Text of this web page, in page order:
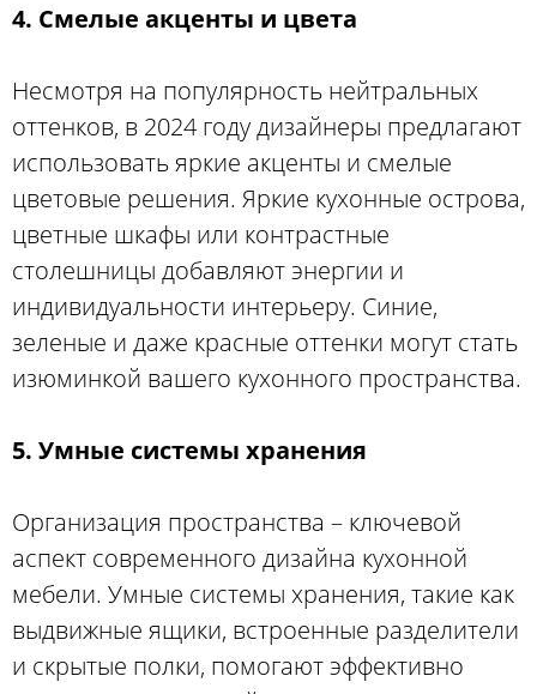
4. Смелые акценты и цвета
Несмотря на популярность нейтральных
оттенков, в 2024 году дизайнеры предлагают
использовать яркие акценты и смелые
цветовые решения. Яркие кухонные острова,
цветные шкафы или контрастные
столешницы добавляют энергии и
индивидуальности интерьеру. Синие,
зеленые и даже красные оттенки могут стать
изюминкой вашего кухонного пространства.
5. Умные системы хранения
Организация пространства – ключевой
аспект современного дизайна кухонной
мебели. Умные системы хранения, такие как
выдвижные ящики, встроенные разделители
и скрытые полки, помогают эффективно